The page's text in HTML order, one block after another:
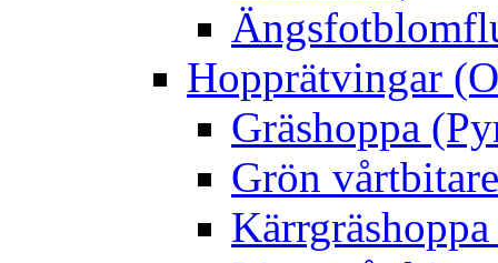
Hopprätvingar
Gräshoppa
Grön